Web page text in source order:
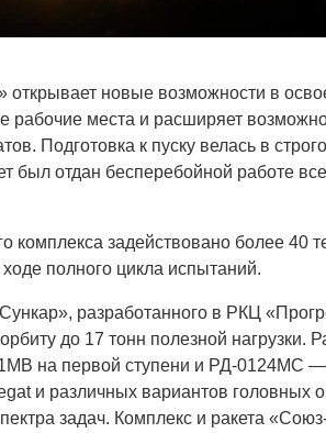
открывает новые возможности в
рабочие места и расширяет
Подготовка к пуску велась в
был отдан бесперебойной работе
комплекса задействовано более 40
полного цикла испытаний.
разработанного в РКЦ
до 17 тонн полезной нагрузки.
на первой ступени и РД-0124МС —
и различных вариантов головных
задач. Комплекс и ракета